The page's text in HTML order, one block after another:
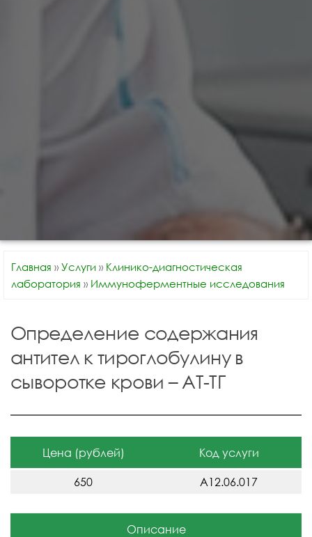
Главная » Услуги » Клинико-диагностическая
лаборатория » Иммуноферментные исследования
Определение содержания
антител к тироглобулину в
сыворотке крови – АТ-ТГ
Цена (рублей) Код услуги
650 A12.06.017
Описание